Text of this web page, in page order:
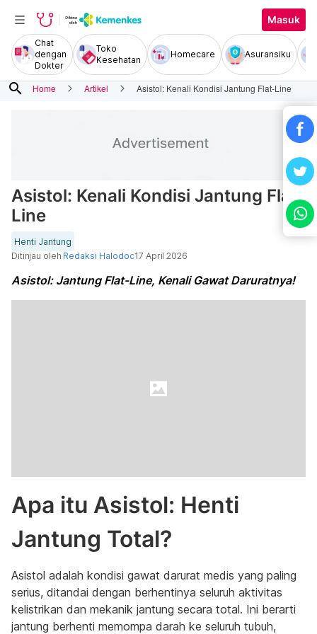
Masuk
Chat
dengan
Dokter
Toko
Kesehatan
Homecare Asuransiku
search Home Artikel Asistol: Kenali Kondisi Jantung Flat-Line
Asistol: Kenali Kondisi Jantung Flat-
Line
Henti Jantung
Ditinjau oleh Redaksi Halodoc17 April 2026
Asistol: Jantung Flat-Line, Kenali Gawat Daruratnya!
Apa itu Asistol: Henti
Jantung Total?
Asistol adalah kondisi gawat darurat medis yang paling
serius, ditandai dengan berhentinya seluruh aktivitas
kelistrikan dan mekanik jantung secara total. Ini berarti
jantung berhenti memompa darah ke seluruh tubuh,